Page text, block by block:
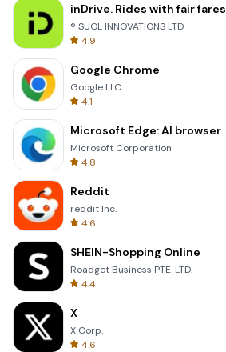
inDrive. Rides with fair fares
® SUOL INNOVATIONS LTD
4.9
Google Chrome
Google LLC
4.1
Microsoft Edge: AI browser
Microsoft Corporation
4.8
Reddit
reddit Inc.
4.6
SHEIN-Shopping Online
Roadget Business PTE. LTD.
4.4
X
X Corp.
4.6